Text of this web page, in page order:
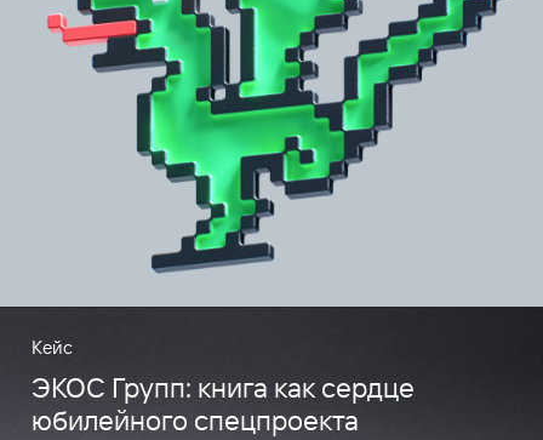
Кейс
ЭКОС Групп: книга как сердце
юбилейного спецпроекта